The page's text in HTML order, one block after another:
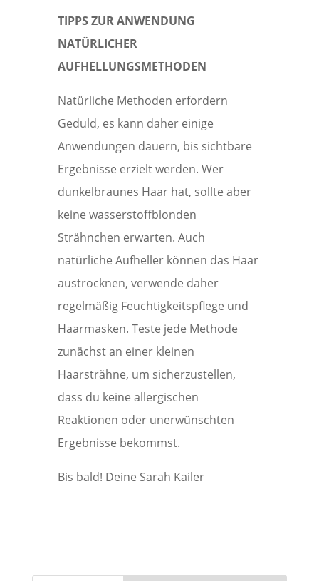
TIPPS ZUR ANWENDUNG
NATÜRLICHER
AUFHELLUNGSMETHODEN
Natürliche Methoden erfordern
Geduld, es kann daher einige
Anwendungen dauern, bis sichtbare
Ergebnisse erzielt werden. Wer
dunkelbraunes Haar hat, sollte aber
keine wasserstoffblonden
Strähnchen erwarten. Auch
natürliche Aufheller können das Haar
austrocknen, verwende daher
regelmäßig Feuchtigkeitspflege und
Haarmasken. Teste jede Methode
zunächst an einer kleinen
Haarsträhne, um sicherzustellen,
dass du keine allergischen
Reaktionen oder unerwünschten
Ergebnisse bekommst.
Bis bald! Deine Sarah Kailer